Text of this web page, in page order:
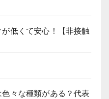
低くて安心！【非接触
々な種類がある？代表